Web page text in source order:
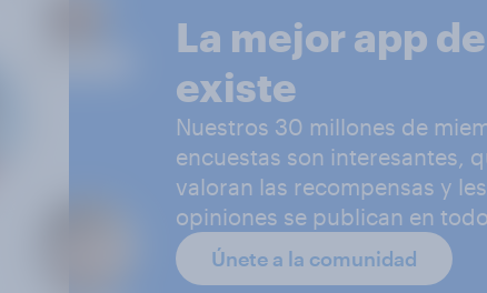
La mejor app
existe
Nuestros 30 millones de
encuestas son interesantes,
valoran las recompensas y
opiniones se publican en
Únete a la comunidad